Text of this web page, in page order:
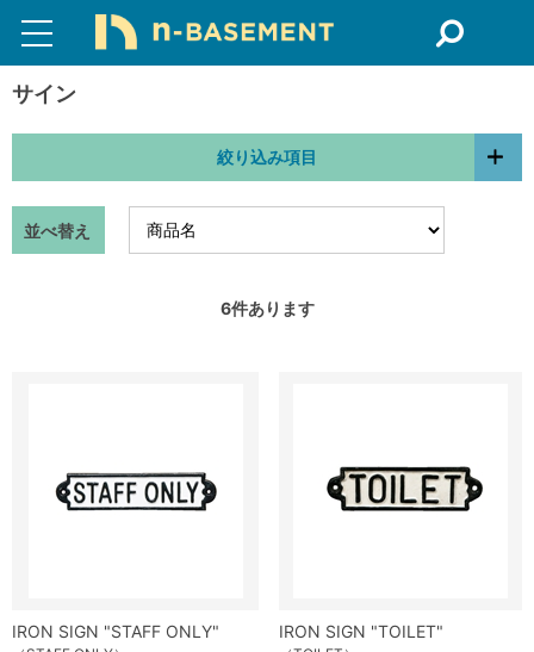
サイン
絞り込み項目
並べ替え
6件あります
IRON SIGN "STAFF ONLY" IRON SIGN "TOILET"